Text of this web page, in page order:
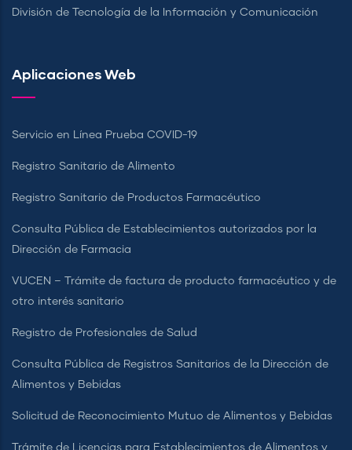
División de Tecnología de la Información y Comunicación
Aplicaciones Web
Servicio en Línea Prueba COVID-19
Registro Sanitario de Alimento
Registro Sanitario de Productos Farmacéutico
Consulta Pública de Establecimientos autorizados por la
Dirección de Farmacia
VUCEN – Trámite de factura de producto farmacéutico y de
otro interés sanitario
Registro de Profesionales de Salud
Consulta Pública de Registros Sanitarios de la Dirección de
Alimentos y Bebidas
Solicitud de Reconocimiento Mutuo de Alimentos y Bebidas
Trámite de Licencias para Establecimientos de Alimentos y